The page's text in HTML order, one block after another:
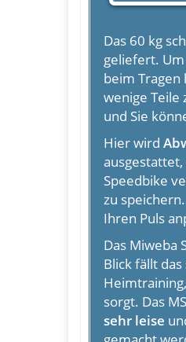
Das 60 kg
geliefert.
beim
wenige Teile
und Sie
Hier wird
Speedbike
zu
Ihren Puls
Das Miweba
Blick fällt das
sorgt. Das
sehr leise